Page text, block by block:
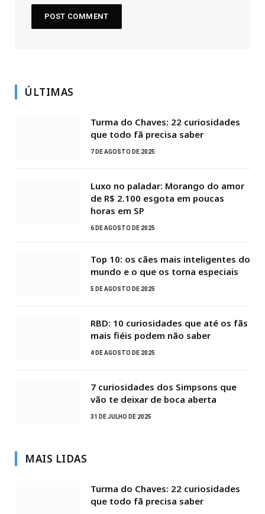
ÚLTIMAS
Turma do Chaves: 22 curiosidades
que todo fã precisa saber
7 DE AGOSTO DE 2025
Luxo no paladar: Morango do amor
de R$ 2.100 esgota em poucas
horas em SP
6 DE AGOSTO DE 2025
Top 10: os cães mais inteligentes do
mundo e o que os torna especiais
5 DE AGOSTO DE 2025
RBD: 10 curiosidades que até os fãs
mais fiéis podem não saber
4 DE AGOSTO DE 2025
7 curiosidades dos Simpsons que
vão te deixar de boca aberta
31 DE JULHO DE 2025
MAIS LIDAS
Turma do Chaves: 22 curiosidades
que todo fã precisa saber